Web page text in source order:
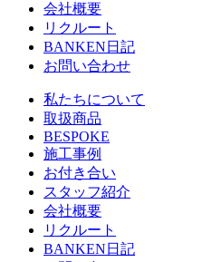
会社概要
リクルート
BANKEN日記
お問い合わせ
私たちについて
取扱商品
BESPOKE
施工事例
お付き合い
スタッフ紹介
会社概要
リクルート
BANKEN日記